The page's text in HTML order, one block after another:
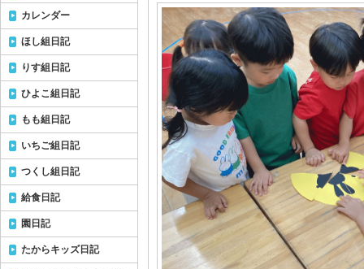
カレンダー
ほし組日記
りす組日記
ひよこ組日記
もも組日記
いちご組日記
つくし組日記
給食日記
園日記
たからキッズ日記